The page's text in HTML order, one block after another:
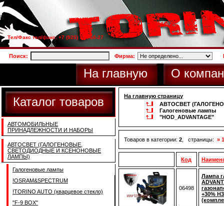
Тел/Факс тел/факс: +7 (925) 733-66-27
Поиск: Фирма:
На главную О
Каталог товаров
АВТОМОБИЛЬНЫЕ
ПРИНАДЛЕЖНОСТИ И НАБОРЫ
АВТОСВЕТ (ГАЛОГЕНОВЫЕ,
СВЕТОДИОДНЫЕ И КСЕНОНОВЫЕ
ЛАМПЫ)
Галогеновые лампы
!OSRAM&SPECTRUM
!TORINO AUTO (кварцевое стекло)
"F-9 BOX"
На главную страницу
АВТОСВЕТ
Галогеновые лампы
"HOD_ADVANTAGE"
Товаров в категории: 2 , страницы: »
Код
06498
Лампа
+30%